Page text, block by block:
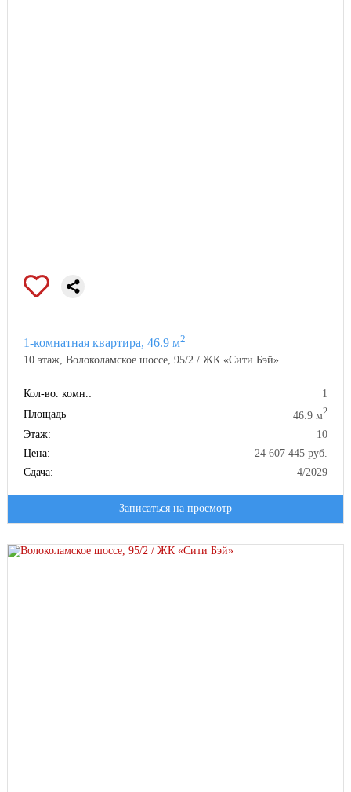
1-комнатная квартира, 46.9 м2
10 этаж, Волоколамское шоссе, 95/2 / ЖК «Сити Бэй»
Кол-во. комн.:
1
Площадь
46.9 м2
Этаж:
10
Цена:
24 607 445 руб.
Сдача:
4/2029
Записаться на просмотр